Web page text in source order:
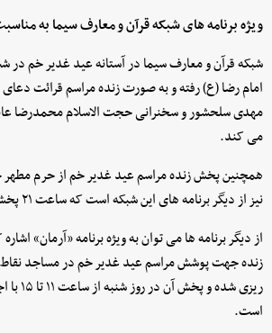
ویژه برنامه های شبکه قرآن و معارف سیما به
شبکه قرآن و معارف سیما در آستانه عید غدیر خم
امام رضا (ع) رفته و به صورت زنده مراسم قرائت دعای
مهدی سلحشور و سخنرانی حجت الاسلام محمدرضا
می کند.
همچنین پخش زنده مراسم عید غدیر خم از حرم
نیز از دیگر برنامه های این شبکه است که ساعت ۲۱ پخش می شود.
از دیگر برنامه ها می توان به ویژه برنامه «آرمان»
زنده جهت پوشش مراسم عید غدیر خم در مساجد نقاط
ریزی شده
است.